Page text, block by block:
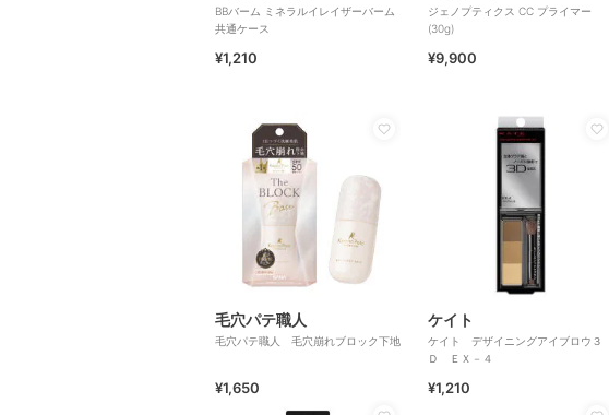
BBバーム ミネラルイレイザーバーム
共通ケース
¥1,210
ジェノプティクス CC プライマー
(30g)
¥9,900
毛穴パテ職人
毛穴パテ職人 毛穴崩れブロック下地
¥1,650
ケイト
ケイト デザイニングアイブロウ３
Ｄ ＥＸ－４
¥1,210